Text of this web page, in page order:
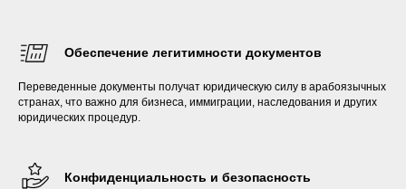
Обеспечение легитимности документов
Переведенные документы получат юридическую силу в арабоязычных
странах, что важно для бизнеса, иммиграции, наследования и других
юридических процедур.
Конфиденциальность и безопасность